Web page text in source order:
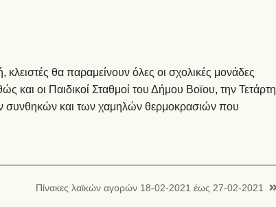
θα παραμείνουν όλες οι σχολικές μονάδες
και οι Παιδικοί Σταθμοί του Δήμου Βοϊου, την Τετάρτη
και των χαμηλών θερμοκρασιών που
Πίνακες λαϊκών αγορών 18-02-2021 έως 27-02-2021